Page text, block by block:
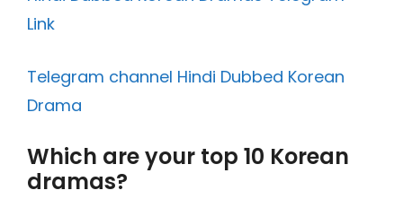
Link
Telegram channel Hindi Dubbed Korean
Drama
Which are your top 10 Korean
dramas?